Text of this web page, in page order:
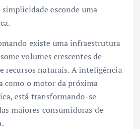
simplicidade esconde uma
existe uma infraestrutura
volumes crescentes de
recursos naturais. A inteligência
como o motor da próxima
está transformando-se
maiores consumidoras de